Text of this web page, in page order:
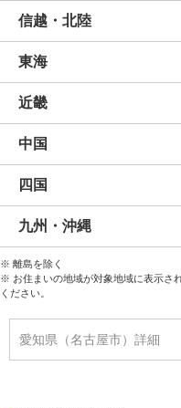
信越・北陸
東海
近畿
中国
四国
九州・沖縄
※ 離島を除く
※ お住まいの地域が対象地域に表示さ
ください。
愛知県（名古屋市）詳細